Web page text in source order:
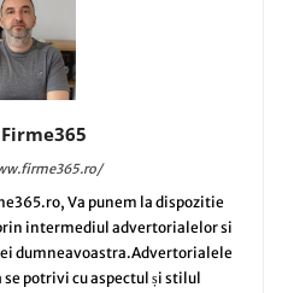
Va punem la dispozitie
intermediul advertorialelor si
dumneavoastra.Advertorialele
potrivi cu aspectul și stilul